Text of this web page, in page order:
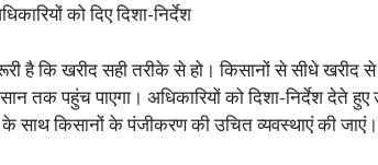
को दिए दिशा-निर्देश
है कि खरीद सही तरीके से हो। किसानों से सीधे खरीद से
तक पहुंच पाएगा। अधिकारियों को दिशा-निर्देश देते
के साथ किसानों के पंजीकरण की उचित व्यवस्थाएं की